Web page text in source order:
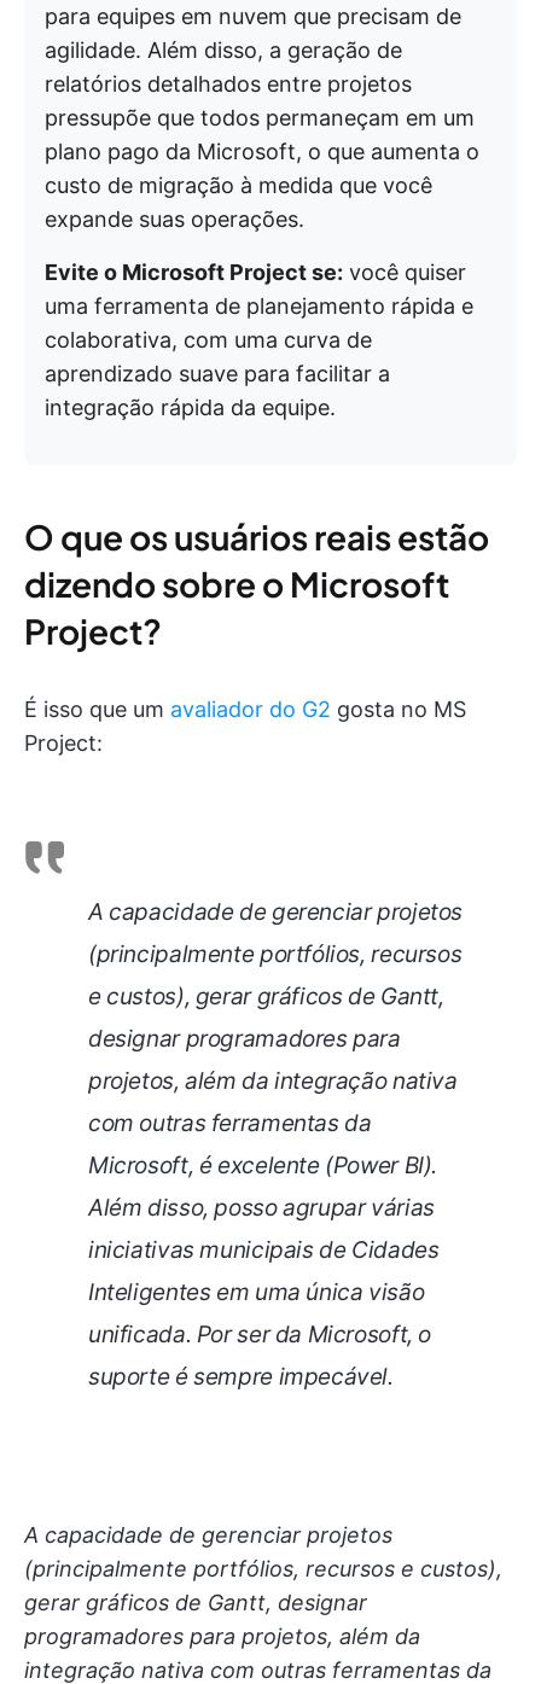
para equipes em nuvem que precisam de
agilidade. Além disso, a geração de
relatórios detalhados entre projetos
pressupõe que todos permaneçam em um
plano pago da Microsoft, o que aumenta o
custo de migração à medida que você
expande suas operações.
Evite o Microsoft Project se: você quiser
uma ferramenta de planejamento rápida e
colaborativa, com uma curva de
aprendizado suave para facilitar a
integração rápida da equipe.
O que os usuários reais estão
dizendo sobre o Microsoft
Project?
É isso que um avaliador do G2 gosta no MS
Project:
A capacidade de gerenciar projetos
(principalmente portfólios, recursos
e custos), gerar gráficos de Gantt,
designar programadores para
projetos, além da integração nativa
com outras ferramentas da
Microsoft, é excelente (Power BI).
Além disso, posso agrupar várias
iniciativas municipais de Cidades
Inteligentes em uma única visão
unificada. Por ser da Microsoft, o
suporte é sempre impecável.
A capacidade de gerenciar projetos
(principalmente portfólios, recursos e custos),
gerar gráficos de Gantt, designar
programadores para projetos, além da
integração nativa com outras ferramentas da